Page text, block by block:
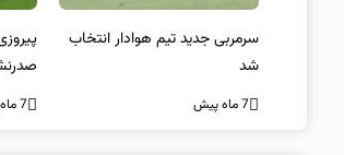
سرمربی جدید تیم هوادار انتخاب
شد
7 ماه پیش
ناپولی
7 ماه پیش